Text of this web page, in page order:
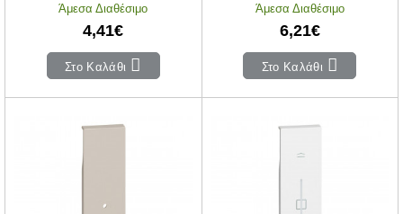
Άμεσα Διαθέσιμο
4,41€
Στο Καλάθι
Άμεσα Διαθέσιμο
6,21€
Στο Καλάθι